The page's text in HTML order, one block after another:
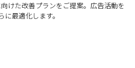
けた改善プランをご提案。広告活動を
に最適化します。